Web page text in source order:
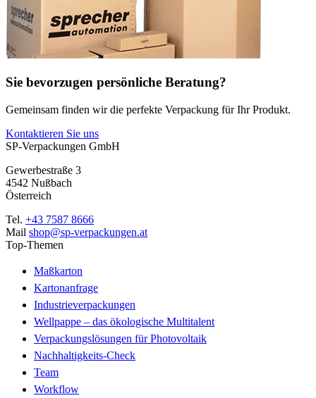
Sie bevorzugen persönliche Beratung?
Gemeinsam finden wir die perfekte Verpackung für Ihr Produkt.
Kontaktieren Sie uns
SP-Verpackungen GmbH
Gewerbestraße 3
4542 Nußbach
Österreich
Tel. +43 7587 8666
Mail shop@sp-verpackungen.at
Top-Themen
Maßkarton
Kartonanfrage
Industrieverpackungen
Wellpappe – das ökologische Multitalent
Verpackungslösungen für Photovoltaik
Nachhaltigkeits-Check
Team
Workflow